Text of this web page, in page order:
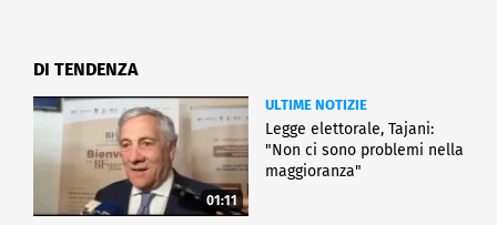
DI TENDENZA
01:11
ULTIME NOTIZIE
Legge elettorale, Tajani:
"Non ci sono problemi nella
maggioranza"